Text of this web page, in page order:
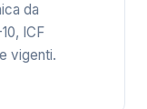
da
ICF
vigenti.